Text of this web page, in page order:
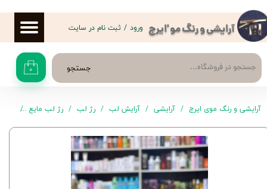
آرایشی و رنگ مو 'ایرج
جستجو ۰
ورود / ثبت نام در سایت
حساب کاربری من
تغییر گذر واژه
سفارشات
خروج از حساب کاربری
آرایشی و رنگ موی ایرج آرایشی آرایش لب رژ لب رژ لب مایع